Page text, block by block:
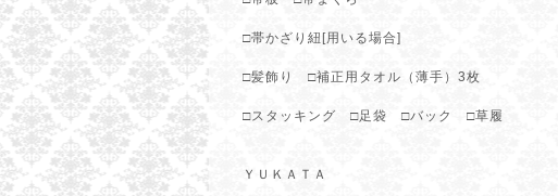
□帯かざり紐[用いる場合]
□髪飾り □補正用タオル（薄手）3枚
□スタッキング □足袋 □バック □草履
ＹＵＫＡＴＡ